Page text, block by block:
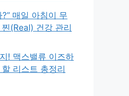
매일 아침이 무
(Real) 건강 관리
! 맥스밸류 이즈하
리스트 총정리